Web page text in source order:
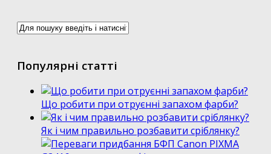
Популярні статті
Що робити при отруєнні запахом фарби?
Як і чим правильно розбавити сріблянку?